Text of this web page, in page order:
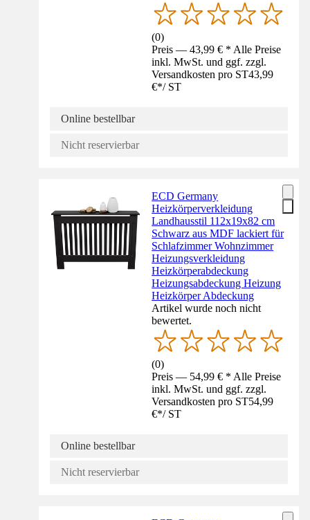
(0)
Preis — 43,99 € * Alle Preise
inkl. MwSt. und ggf. zzgl.
Versandkosten pro ST43,99
€*/ ST
Online bestellbar
Nicht reservierbar
ECD Germany
Heizkörperverkleidung
Landhausstil 112x19x82 cm
Schwarz aus MDF lackiert für
Schlafzimmer Wohnzimmer
Heizungsverkleidung
Heizkörperabdeckung
Heizungsabdeckung Heizung
Heizkörper Abdeckung
Artikel wurde noch nicht
bewertet.
(0)
Preis — 54,99 € * Alle Preise
inkl. MwSt. und ggf. zzgl.
Versandkosten pro ST54,99
€*/ ST
Online bestellbar
Nicht reservierbar